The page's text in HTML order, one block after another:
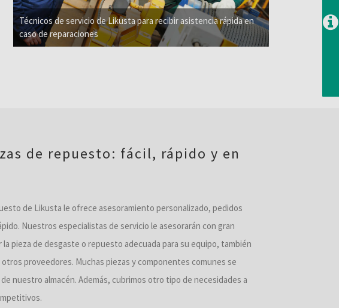
Técnicos de servicio de Likusta para recibir asistencia rápida en
caso de reparaciones
de repuesto: fácil, rápido y en
de Likusta le ofrece asesoramiento personalizado, pedidos
Nuestros especialistas de servicio le asesorarán con gran
pieza de desgaste o repuesto adecuada para su equipo, también
proveedores. Muchas piezas y componentes comunes se
nuestro almacén. Además, cubrimos otro tipo de necesidades a